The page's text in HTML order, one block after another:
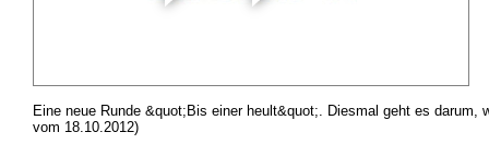
Eine neue Runde &quot;Bis einer heult&quot;. Diesmal geht es
vom 18.10.2012)